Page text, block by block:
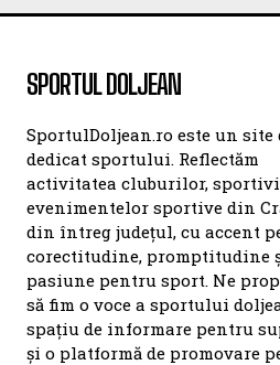
SPORTUL DOLJEAN
SportulDoljean.ro este un site
dedicat sportului. Reflectăm
activitatea cluburilor,
evenimentelor sportive din
din întreg județul, cu accent
corectitudine, promptitudine
pasiune pentru sport. Ne
să fim o voce a sportului
spațiu de informare pentru
și o platformă de promovare